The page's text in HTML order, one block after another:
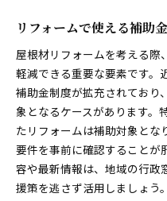
リフォームで使える補助
屋根材リフォームを考える際
軽減できる重要な要素です。
補助金制度が拡充されており
象となるケースがあります。
たリフォームは補助対象とな
要件を事前に確認することが
容や最新情報は、地域の行政
援策を逃さず活用しましょう。